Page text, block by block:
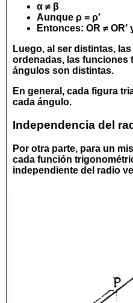
α ≠ β
Aunque ρ = ρ′
Entonces: OR ≠ OR′
Luego, al ser distintas,
ordenadas, las funciones
ángulos son distintas.
En general, cada figura
cada ángulo.
Independencia del
Por otra parte, para un
cada función
independiente del radio